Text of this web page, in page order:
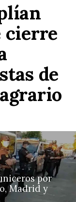
cierre
de
por
Madrid y